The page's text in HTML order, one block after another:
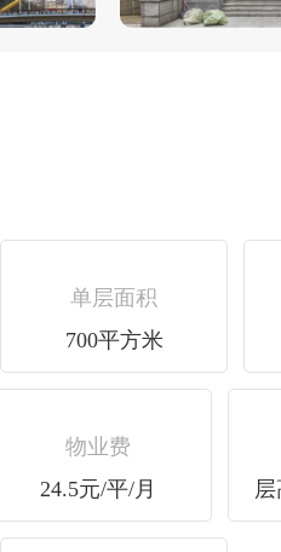
单层面积
700平方米
物业费
24.5元/平/月